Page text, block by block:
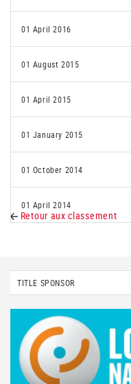
01 April 2016
01 August 2015
01 April 2015
01 January 2015
01 October 2014
01 April 2014
Retour aux classement
TITLE SPONSOR